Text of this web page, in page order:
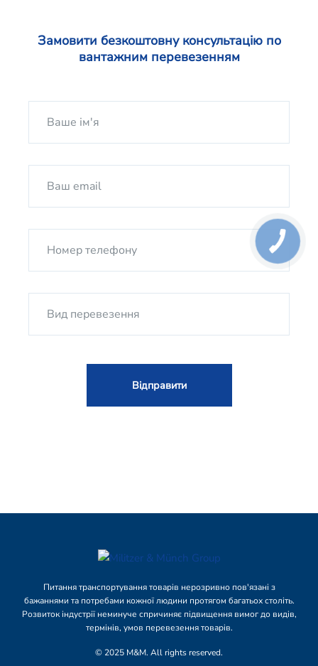
Замовити безкоштовну консультацію по
вантажним перевезенням
Питання транспортування товарів нерозривно пов'язані з
бажаннями та потребами кожної людини протягом багатьох століть.
Розвиток індустрії неминуче спричиняє підвищення вимог до видів,
термінів, умов перевезення товарів.
© 2025 M&M. All rights reserved.